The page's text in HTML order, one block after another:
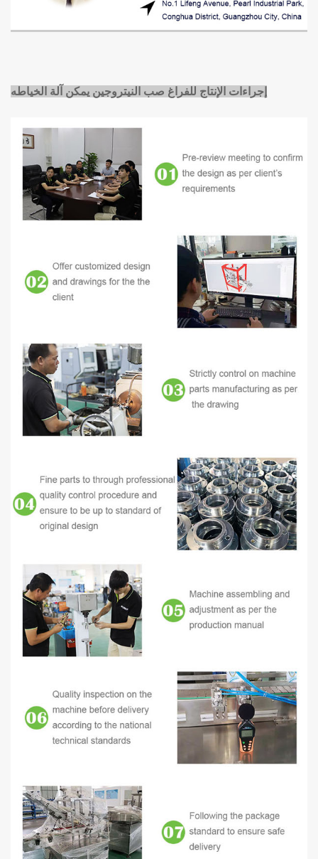
إجراءات الإنتاج للفراغ صب النيتروجين يمكن آلة الخياطه